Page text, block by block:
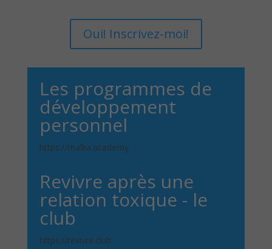
Oui! Inscrivez-moi!
Les programmes de
développement
personnel
https://malka.academy
Revivre après une
relation toxique - le
club
https://revivre.club